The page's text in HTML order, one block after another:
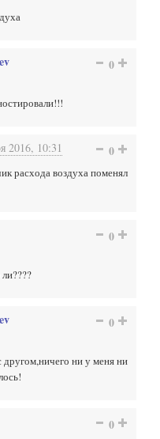
0
2016, 10:31 0
расхода воздуха поменял
0
0
другом,ничего ни у меня ни
0